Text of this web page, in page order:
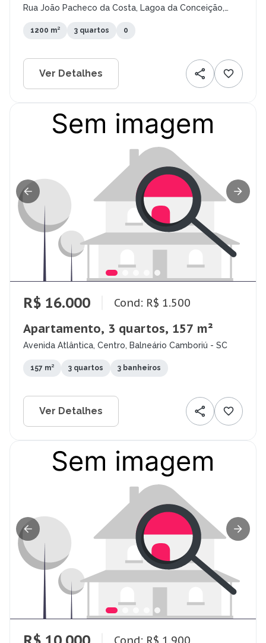
Rua João Pacheco da Costa, Lagoa da Conceição,
1200 m² 3 quartos 0
Ver Detalhes
R$ 16.000 Cond: R$ 1.500
Apartamento, 3 quartos, 157 m²
Avenida Atlântica, Centro, Balneário Camboriú - SC
157 m² 3 quartos 3 banheiros
Ver Detalhes
Cond: R$ 1.900